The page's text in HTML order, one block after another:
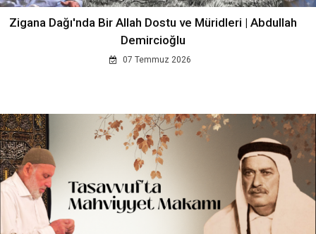
Zigana Dağı'nda Bir Allah Dostu ve Müridleri | Abdullah
Demircioğlu
07 Temmuz 2026